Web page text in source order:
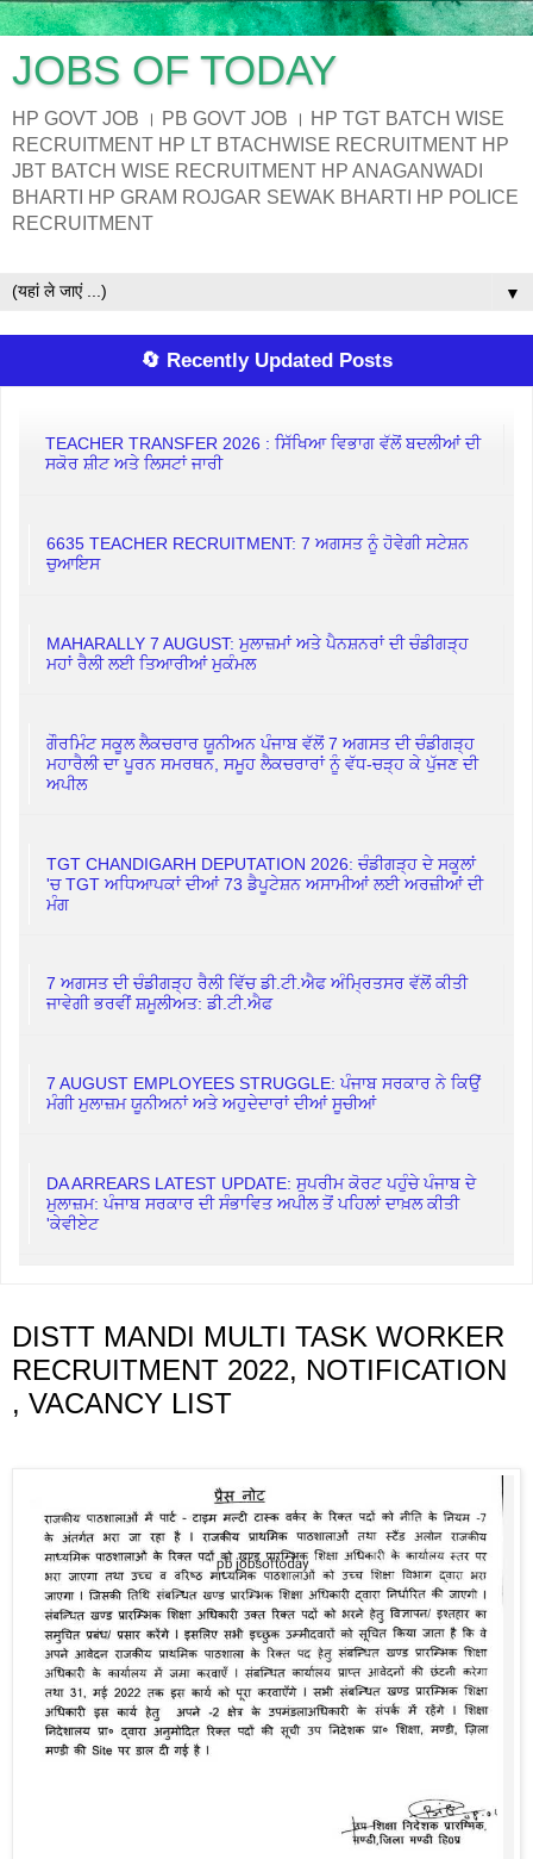
JOBS OF TODAY
HP GOVT JOB । PB GOVT JOB । HP TGT BATCH WISE
RECRUITMENT HP LT BTACHWISE RECRUITMENT HP
JBT BATCH WISE RECRUITMENT HP ANAGANWADI
BHARTI HP GRAM ROJGAR SEWAK BHARTI HP POLICE
RECRUITMENT
▼
🔄 Recently Updated Posts
TEACHER TRANSFER 2026 : ਸਿੱਖਿਆ ਵਿਭਾਗ ਵੱਲੋਂ ਬਦਲੀਆਂ ਦੀ
ਸਕੋਰ ਸ਼ੀਟ ਅਤੇ ਲਿਸਟਾਂ ਜਾਰੀ
6635 TEACHER RECRUITMENT: 7 ਅਗਸਤ ਨੂੰ ਹੋਵੇਗੀ ਸਟੇਸ਼ਨ
ਚੁਆਇਸ
MAHARALLY 7 AUGUST: ਮੁਲਾਜ਼ਮਾਂ ਅਤੇ ਪੈਨਸ਼ਨਰਾਂ ਦੀ ਚੰਡੀਗੜ੍ਹ
ਮਹਾਂ ਰੈਲੀ ਲਈ ਤਿਆਰੀਆਂ ਮੁਕੰਮਲ
ਗੌਰਮਿੰਟ ਸਕੂਲ ਲੈਕਚਰਾਰ ਯੂਨੀਅਨ ਪੰਜਾਬ ਵੱਲੋਂ 7 ਅਗਸਤ ਦੀ ਚੰਡੀਗੜ੍ਹ
ਮਹਾਰੈਲੀ ਦਾ ਪੂਰਨ ਸਮਰਥਨ, ਸਮੂਹ ਲੈਕਚਰਾਰਾਂ ਨੂੰ ਵੱਧ-ਚੜ੍ਹ ਕੇ ਪੁੱਜਣ ਦੀ
ਅਪੀਲ
TGT CHANDIGARH DEPUTATION 2026: ਚੰਡੀਗੜ੍ਹ ਦੇ ਸਕੂਲਾਂ
'ਚ TGT ਅਧਿਆਪਕਾਂ ਦੀਆਂ 73 ਡੈਪੂਟੇਸ਼ਨ ਅਸਾਮੀਆਂ ਲਈ ਅਰਜ਼ੀਆਂ ਦੀ
ਮੰਗ
7 ਅਗਸਤ ਦੀ ਚੰਡੀਗੜ੍ਹ ਰੈਲੀ ਵਿੱਚ ਡੀ.ਟੀ.ਐਫ ਅੰਮ੍ਰਿਤਸਰ ਵੱਲੋਂ ਕੀਤੀ
ਜਾਵੇਗੀ ਭਰਵੀਂ ਸ਼ਮੂਲੀਅਤ: ਡੀ.ਟੀ.ਐਫ
7 AUGUST EMPLOYEES STRUGGLE: ਪੰਜਾਬ ਸਰਕਾਰ ਨੇ ਕਿਉਂ
ਮੰਗੀ ਮੁਲਾਜ਼ਮ ਯੂਨੀਅਨਾਂ ਅਤੇ ਅਹੁਦੇਦਾਰਾਂ ਦੀਆਂ ਸੂਚੀਆਂ
DA ARREARS LATEST UPDATE: ਸੁਪਰੀਮ ਕੋਰਟ ਪਹੁੰਚੇ ਪੰਜਾਬ ਦੇ
ਮੁਲਾਜ਼ਮ: ਪੰਜਾਬ ਸਰਕਾਰ ਦੀ ਸੰਭਾਵਿਤ ਅਪੀਲ ਤੋਂ ਪਹਿਲਾਂ ਦਾਖ਼ਲ ਕੀਤੀ
'ਕੇਵੀਏਟ
DISTT MANDI MULTI TASK WORKER
RECRUITMENT 2022, NOTIFICATION
, VACANCY LIST